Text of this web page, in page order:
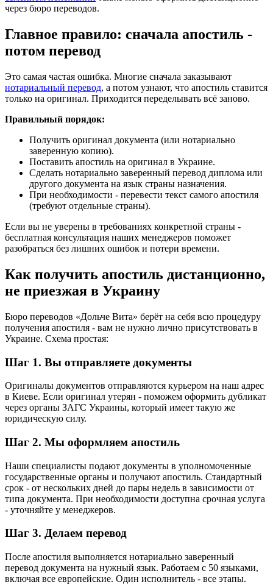
через бюро переводов.
Главное правило: сначала апостиль -
потом перевод
Это самая частая ошибка. Многие сначала заказывают
нотариальный перевод, а потом узнают, что апостиль ставится
только на оригинал. Приходится переделывать всё заново.
Правильный порядок:
Получить оригинал документа (или нотариально
заверенную копию).
Поставить апостиль на оригинал в Украине.
Сделать нотариально заверенный перевод диплома или
другого документа на язык страны назначения.
При необходимости - перевести текст самого апостиля
(требуют отдельные страны).
Если вы не уверены в требованиях конкретной страны -
бесплатная консультация наших менеджеров поможет
разобраться без лишних ошибок и потери времени.
Как получить апостиль дистанционно,
не приезжая в Украину
Бюро переводов «Дольче Вита» берёт на себя всю процедуру
получения апостиля - вам не нужно лично присутствовать в
Украине. Схема простая:
Шаг 1. Вы отправляете документы
Оригиналы документов отправляются курьером на наш адрес
в Киеве. Если оригинал утерян - поможем оформить дубликат
через органы ЗАГС Украины, который имеет такую же
юридическую силу.
Шаг 2. Мы оформляем апостиль
Наши специалисты подают документы в уполномоченные
государственные органы и получают апостиль. Стандартный
срок - от нескольких дней до пары недель в зависимости от
типа документа. При необходимости доступна срочная услуга
- уточняйте у менеджеров.
Шаг 3. Делаем перевод
После апостиля выполняется нотариально заверенный
перевод документа на нужный язык. Работаем с 50 языками,
включая все европейские. Один исполнитель - все этапы.